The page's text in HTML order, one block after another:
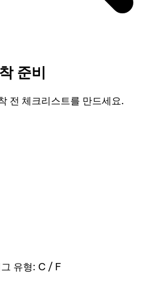
준비
전 체크리스트를 만드세요.
유형: C / F